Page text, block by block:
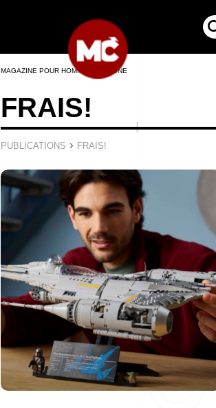
MAGAZINE POUR HOMMES EN LIGNE
FRAIS!
PUBLICATIONS › FRAIS!